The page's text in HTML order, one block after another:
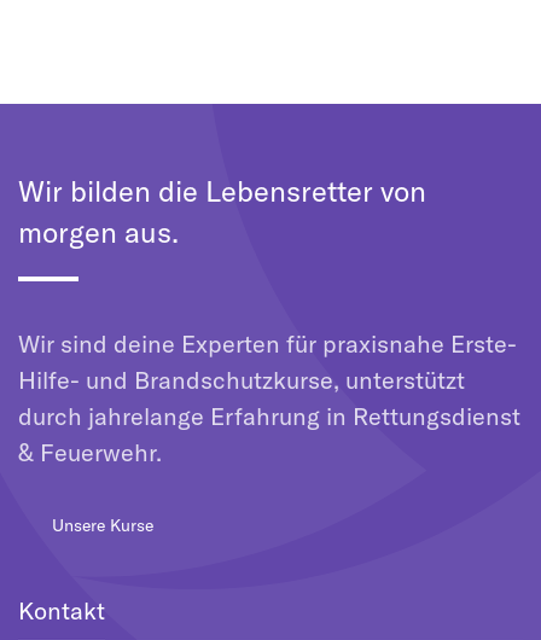
Wir bilden die Lebensretter von
morgen aus.
Wir sind deine Experten für praxisnahe Erste-
Hilfe- und Brandschutzkurse, unterstützt
durch jahrelange Erfahrung in Rettungsdienst
& Feuerwehr.
Unsere Kurse
Kontakt